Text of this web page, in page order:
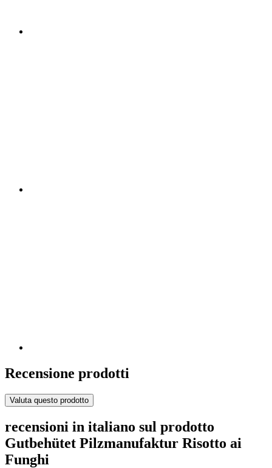
Recensione prodotti
Valuta questo prodotto
recensioni in italiano sul prodotto
Gutbehütet Pilzmanufaktur Risotto ai
Funghi